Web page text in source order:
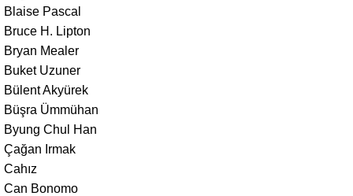
Blaise Pascal
Bruce H. Lipton
Bryan Mealer
Buket Uzuner
Bülent Akyürek
Büşra Ümmühan
Byung Chul Han
Çağan Irmak
Cahız
Can Bonomo